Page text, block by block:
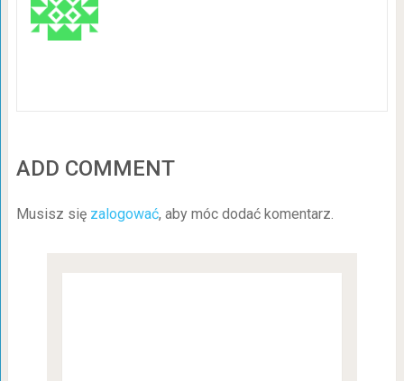
ADD COMMENT
Musisz się zalogować, aby móc dodać komentarz.